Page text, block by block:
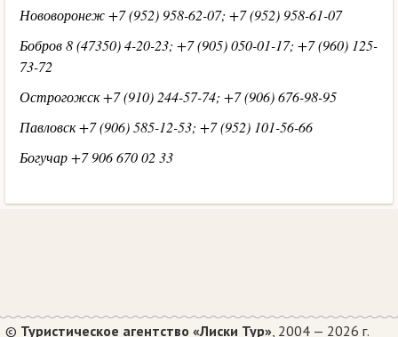
Нововоронеж +7 (952) 958-62-07; +7 (952) 958-61-07
Бобров 8 (47350) 4-20-23; +7 (905) 050-01-17; +7 (960) 125-
73-72
Острогожск +7 (910) 244-57-74; +7 (906) 676-98-95
Павловск +7 (906) 585-12-53; +7 (952) 101-56-66
Богучар +7 906 670 02 33
© Туристическое агентство «Лиски Тур», 2004 — 2026 г.